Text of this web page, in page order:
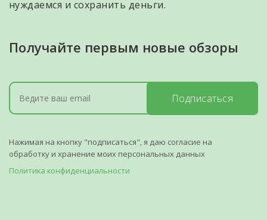
нуждаемся и сохранить деньги.
Получайте первым новые обзоры
Подписаться
Нажимая на кнопку "подписаться", я даю согласие на
обработку и хранение моих персональных данных
Политика конфиденциальности